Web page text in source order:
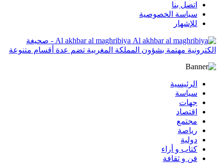
اتصل بنا
سياسة الخصوصية
للإشهار
Al akhbar al maghribiya - صحيغة
الكترونية مهتمة بشؤون المملكة المغربية تضم عدة أقسام متنوعة
الرئيسية
سياسة
جهات
اقتصاد
مجتمع
رياصة
دولية
كتاب و أراء
فن و ثقافة